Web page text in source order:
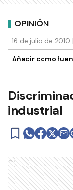
OPINIÓN
16 de julio de
Añadir como
industrial
Ads